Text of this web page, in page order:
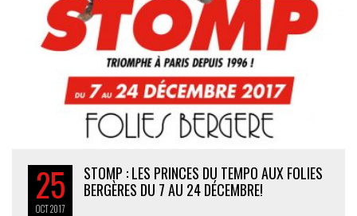
25
OCT2017
STOMP : LES PRINCES DU TEMPO AUX FOLIES
BERGÈRES DU 7 AU 24 DÉCEMBRE!